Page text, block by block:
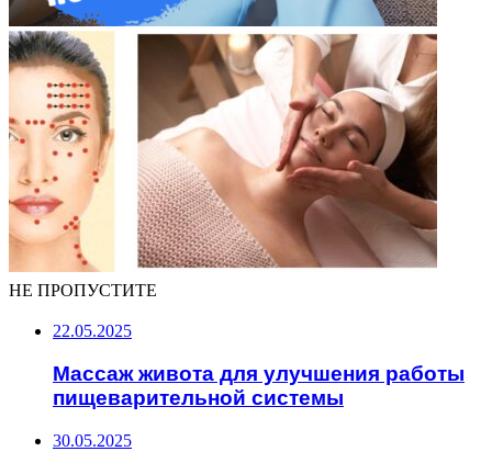
НЕ ПРОПУСТИТЕ
22.05.2025
Массаж живота для улучшения работы
пищеварительной системы
30.05.2025